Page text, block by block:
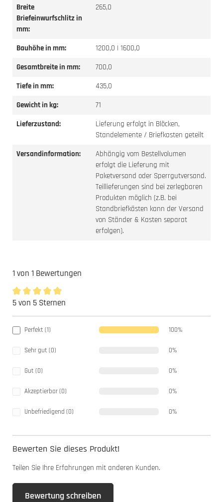
Breite
Briefeinwurfschlitz in
mm:
265,0
Bauhöhe in mm:
1200,0 | 1600,0
Gesamtbreite in mm:
700,0
Tiefe in mm:
435,0
Gewicht in kg:
71
Lieferzustand:
Lieferung erfolgt in Blöcken,
Standelemente / Briefkasten geteilt
Versandinformation:
Abhängig vom Bestellvolumen
erfolgt die Lieferung mit
Paketversand oder Sperrgutversand.
Teillieferungen sind bei zerlegbaren
Produkten möglich (z.B. bei
Standbriefkästen kann der Versand
von Ständer & Kasten separat
erfolgen).
1 von 1 Bewertungen
Durchschnittliche Bewertung von 5 von 5 Sternen
5 von 5 Sternen
Perfekt (1) 100%
Sehr gut (0) 0%
Gut (0) 0%
Akzeptierbar (0) 0%
Unbefriedigend (0) 0%
Bewerten Sie dieses Produkt!
Teilen Sie Ihre Erfahrungen mit anderen Kunden.
Bewertung schreiben